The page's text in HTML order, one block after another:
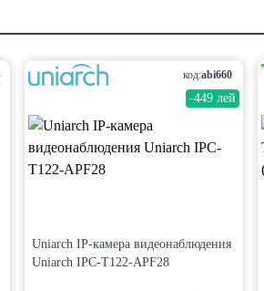
код:abi660
-449 лей
Uniarch IP-камера видеонаблюдения
Uniarch IPC-T122-APF28